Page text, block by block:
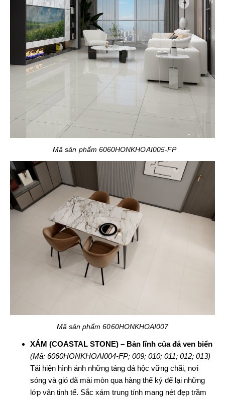
Mã sản phẩm 6060HONKHOAI005-FP
Mã sản phẩm 6060HONKHOAI007
XÁM (COASTAL STONE) – Bản lĩnh của đá ven biển
(Mã: 6060HONKHOAI004-FP; 009; 010; 011; 012; 013)
Tái hiện hình ảnh những tảng đá hộc vững chãi, nơi
sóng và gió đã mài mòn qua hàng thế kỷ để lại những
lớp vân tinh tế. Sắc xám trung tính mang nét đẹp trầm